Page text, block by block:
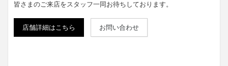
皆さまのご来店をスタッフ一同お待ちしております。
店舗詳細はこちら お問い合わせ